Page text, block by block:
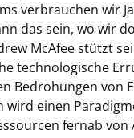
verbrauchen wir
das sein, wo wir
McAfee stützt
technologische
Bedrohungen
wird einen
fernab